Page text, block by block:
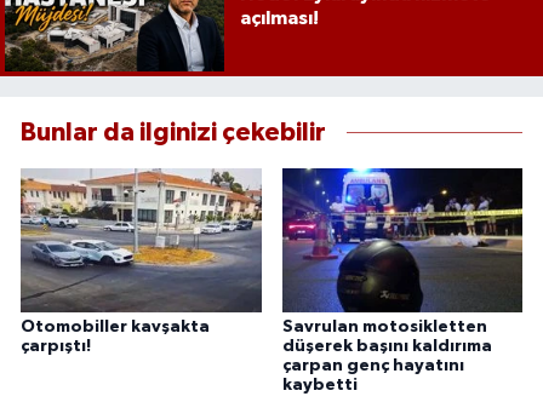
açılması!
Bunlar da ilginizi çekebilir
Otomobiller kavşakta
çarpıştı!
Savrulan motosikletten
düşerek başını kaldırıma
çarpan genç hayatını
kaybetti